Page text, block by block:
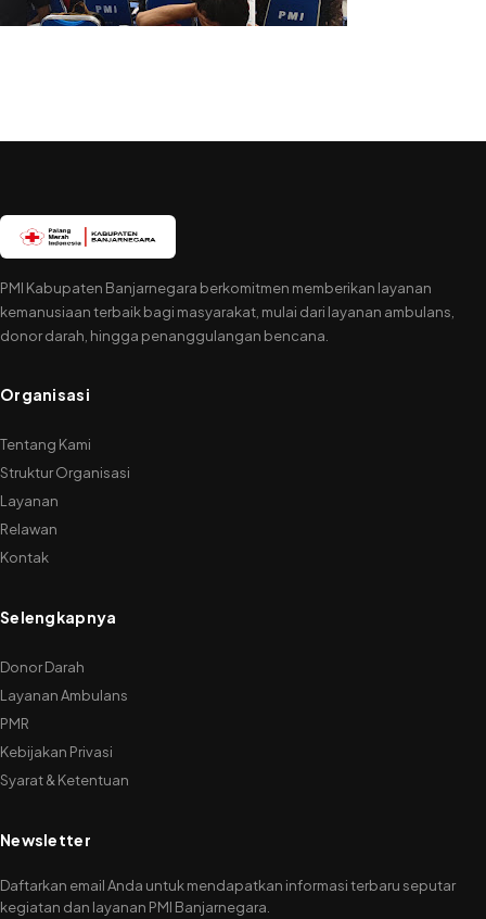
PMI Kabupaten Banjarnegara berkomitmen memberikan layanan
kemanusiaan terbaik bagi masyarakat, mulai dari layanan ambulans,
donor darah, hingga penanggulangan bencana.
Organisasi
Tentang Kami
Struktur Organisasi
Layanan
Relawan
Kontak
Selengkapnya
Donor Darah
Layanan Ambulans
PMR
Kebijakan Privasi
Syarat & Ketentuan
Newsletter
Daftarkan email Anda untuk mendapatkan informasi terbaru seputar
kegiatan dan layanan PMI Banjarnegara.